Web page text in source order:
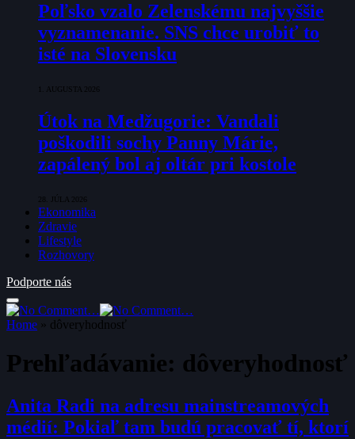
Poľsko vzalo Zelenskému najvyššie
vyznamenanie. SNS chce urobiť to
isté na Slovensku
1. AUGUSTA 2026
Útok na Medžugorie: Vandali
poškodili sochy Panny Márie,
zapálený bol aj oltár pri kostole
28. JÚLA 2026
Ekonomika
Zdravie
Lifestyle
Rozhovory
Podporte nás
Home » dôveryhodnosť
Prehľadávanie: dôveryhodnosť
Anita Radi na adresu mainstreamových
médií: Pokiaľ tam budú pracovať tí, ktorí